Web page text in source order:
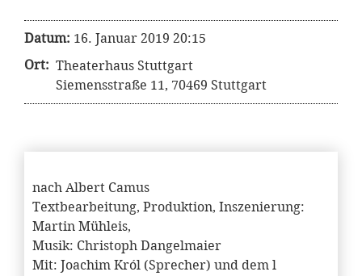
Datum: 16. Januar 2019 20:15
Ort: Theaterhaus Stuttgart
Siemensstraße 11, 70469 Stuttgart
nach Albert Camus
Textbearbeitung, Produktion, Inszenierung:
Martin Mühleis,
Musik: Christoph Dangelmaier
Mit: Joachim Król (Sprecher) und dem l